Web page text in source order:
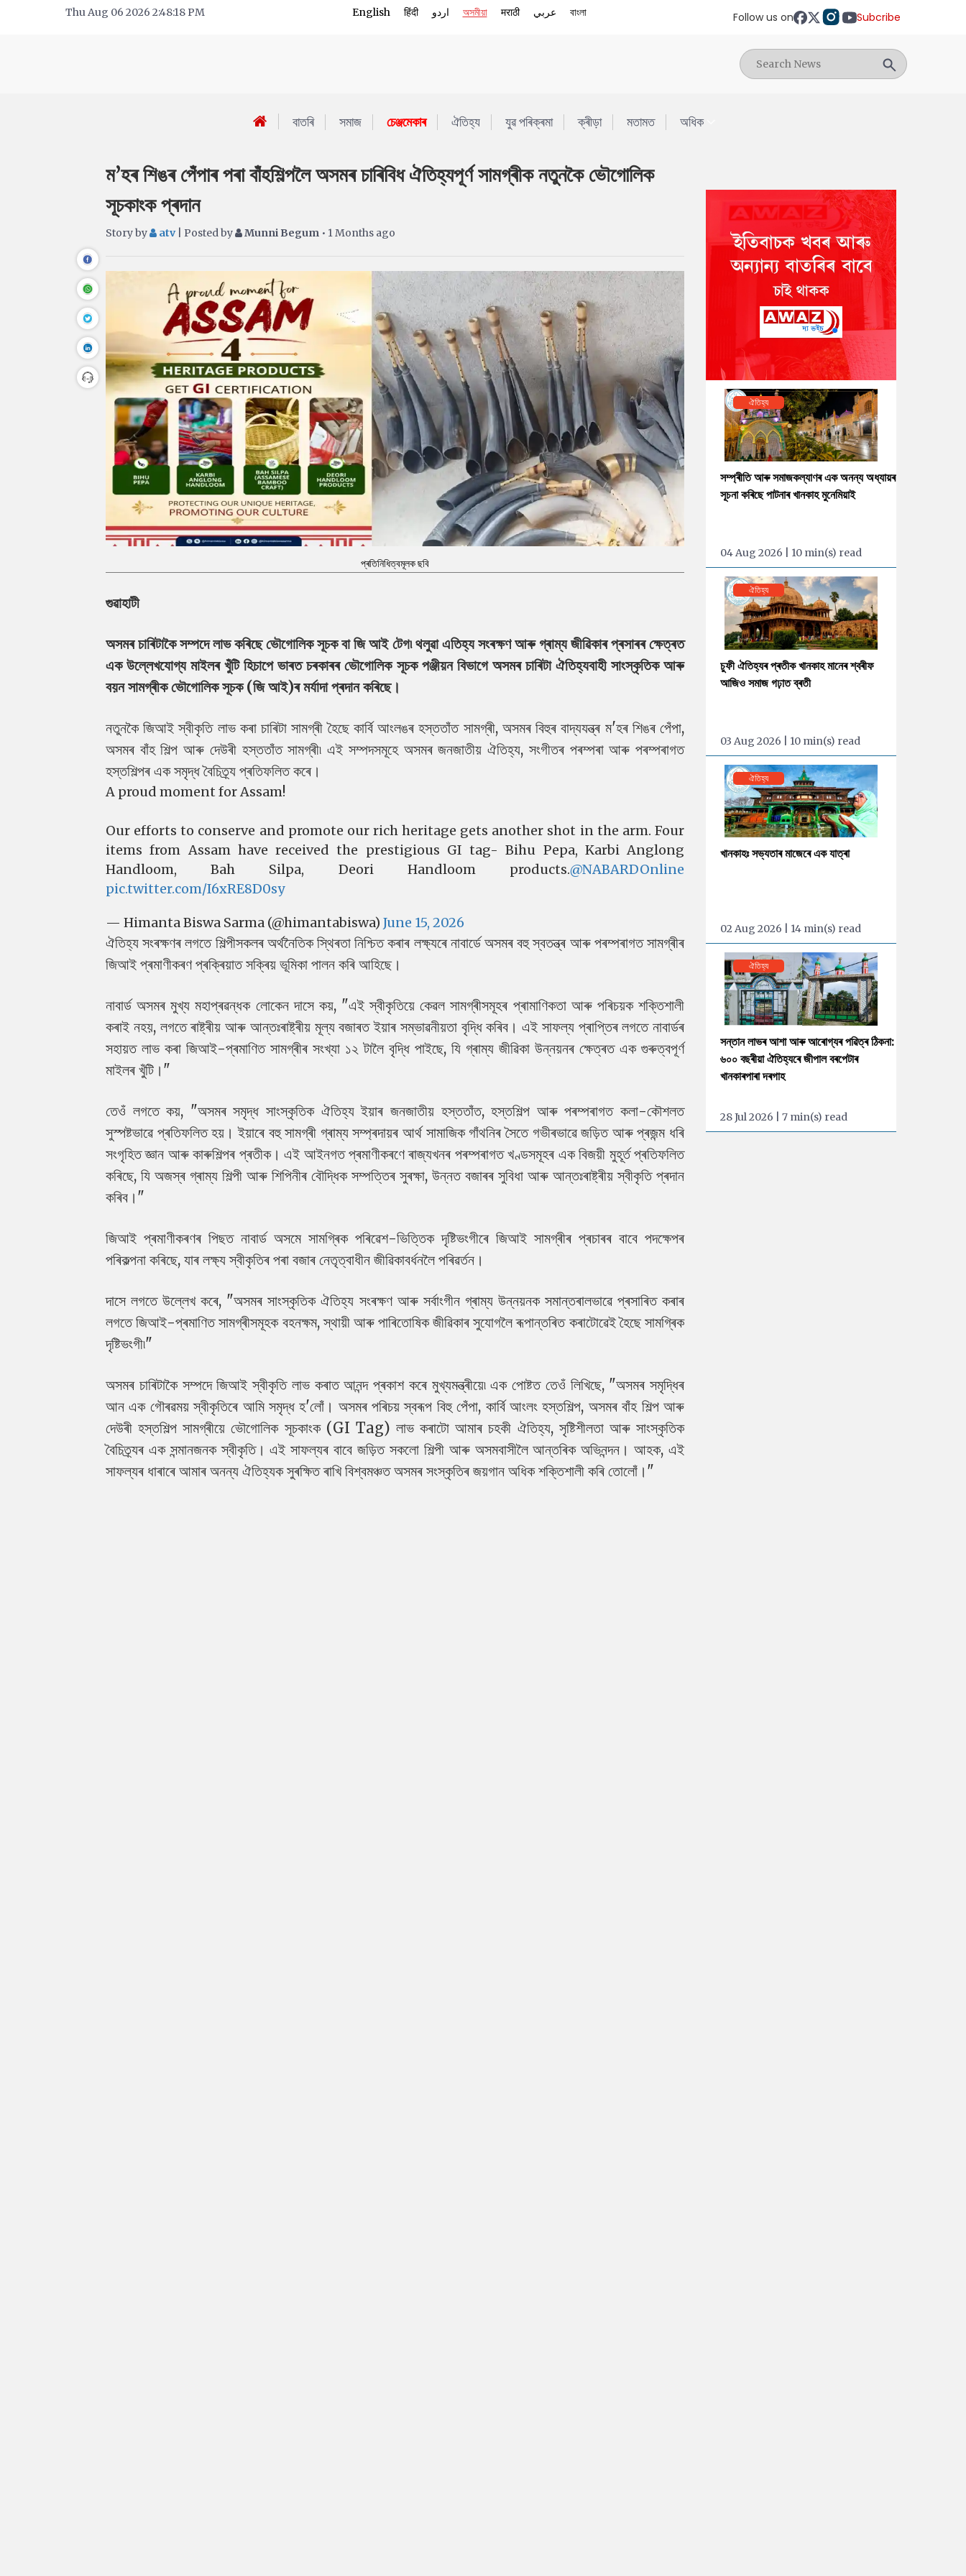
Thu Aug 06 2026 2:48:18 PM English हिंदी اردو অসমীয়া मराठी عربي বাংলা Follow us on Subcribe
বাতৰি সমাজ চেঞ্জমেকাৰ ঐতিহ্য যুৱ পৰিক্ৰমা ক্ৰীড়া মতামত অধিক
ম’হৰ শিঙৰ পেঁপাৰ পৰা বাঁহশিল্পলৈ অসমৰ চাৰিবিধ ঐতিহ্যপূৰ্ণ সামগ্ৰীক নতুনকৈ ভৌগোলিক
সূচকাংক প্ৰদান
Story by atv| Posted by Munni Begum • 1 Months ago
প্ৰতিনিধিত্বমূলক ছবি
গুৱাহাটী
অসমৰ চাৰিটাকৈ সম্পদে লাভ কৰিছে ভৌগোলিক সূচক বা জি আই টেগ৷ থলুৱা এতিহ্য সংৰক্ষণ আৰু গ্ৰাম্য জীৱিকাৰ প্ৰসাৰৰ ক্ষেত্ৰত
এক উল্লেখযোগ্য মাইলৰ খুঁটি হিচাপে ভাৰত চৰকাৰৰ ভৌগোলিক সূচক পঞ্জীয়ন বিভাগে অসমৰ চাৰিটা ঐতিহ্যবাহী সাংস্কৃতিক আৰু
বয়ন সামগ্ৰীক ভৌগোলিক সূচক (জি আই)ৰ মৰ্যাদা প্ৰদান কৰিছে।
নতুনকৈ জিআই স্বীকৃতি লাভ কৰা চাৰিটা সামগ্ৰী হৈছে কাৰ্বি আংলঙৰ হস্ততাঁত সামগ্ৰী, অসমৰ বিহুৰ বাদ্যযন্ত্ৰ ম'হৰ শিঙৰ পেঁপা,
অসমৰ বাঁহ শিল্প আৰু দেউৰী হস্ততাঁত সামগ্ৰী৷ এই সম্পদসমূহে অসমৰ জনজাতীয় ঐতিহ্য, সংগীতৰ পৰম্পৰা আৰু পৰম্পৰাগত
হস্তশিল্পৰ এক সমৃদ্ধ বৈচিত্ৰ্য প্ৰতিফলিত কৰে।
A proud moment for Assam!
Our efforts to conserve and promote our rich heritage gets another shot in the arm. Four
items from Assam have received the prestigious GI tag- Bihu Pepa, Karbi Anglong
Handloom, Bah Silpa, Deori Handloom products.@NABARDOnline
pic.twitter.com/I6xRE8D0sy
— Himanta Biswa Sarma (@himantabiswa) June 15, 2026
ঐতিহ্য সংৰক্ষণৰ লগতে শিল্পীসকলৰ অৰ্থনৈতিক স্থিৰতা নিশ্চিত কৰাৰ লক্ষ্যৰে নাবাৰ্ডে অসমৰ বহু স্বতন্ত্ৰ আৰু পৰম্পৰাগত সামগ্ৰীৰ
জিআই প্ৰমাণীকৰণ প্ৰক্ৰিয়াত সক্ৰিয় ভূমিকা পালন কৰি আহিছে।
নাবাৰ্ড অসমৰ মুখ্য মহাপ্ৰৱন্ধক লোকেন দাসে কয়, "এই স্বীকৃতিয়ে কেৱল সামগ্ৰীসমূহৰ প্ৰামাণিকতা আৰু পৰিচয়ক শক্তিশালী
কৰাই নহয়, লগতে ৰাষ্ট্ৰীয় আৰু আন্তঃৰাষ্ট্ৰীয় মূল্য বজাৰত ইয়াৰ সম্ভাৱনীয়তা বৃদ্ধি কৰিব। এই সাফল্য প্ৰাপ্তিৰ লগতে নাবাৰ্ডৰ
সহায়ত লাভ কৰা জিআই-প্ৰমাণিত সামগ্ৰীৰ সংখ্যা ১২ টালৈ বৃদ্ধি পাইছে, যি গ্ৰাম্য জীৱিকা উন্নয়নৰ ক্ষেত্ৰত এক গুৰুত্বপূৰ্ণ
মাইলৰ খুঁটি।"
তেওঁ লগতে কয়, "অসমৰ সমৃদ্ধ সাংস্কৃতিক ঐতিহ্য ইয়াৰ জনজাতীয় হস্ততাঁত, হস্তশিল্প আৰু পৰম্পৰাগত কলা-কৌশলত
সুস্পষ্টভাৱে প্ৰতিফলিত হয়। ইয়াৰে বহু সামগ্ৰী গ্ৰাম্য সম্প্ৰদায়ৰ আৰ্থ সামাজিক গাঁথনিৰ সৈতে গভীৰভাৱে জড়িত আৰু প্ৰজন্ম ধৰি
সংগৃহিত জ্ঞান আৰু কাৰুশিল্পৰ প্ৰতীক। এই আইনগত প্ৰমাণীকৰণে ৰাজ্যখনৰ পৰম্পৰাগত খণ্ডসমূহৰ এক বিজয়ী মুহূৰ্ত প্ৰতিফলিত
কৰিছে, যি অজস্ৰ গ্ৰাম্য শিল্পী আৰু শিপিনীৰ বৌদ্ধিক সম্পত্তিৰ সুৰক্ষা, উন্নত বজাৰৰ সুবিধা আৰু আন্তঃৰাষ্ট্ৰীয় স্বীকৃতি প্ৰদান
কৰিব।"
জিআই প্ৰমাণীকৰণৰ পিছত নাবাৰ্ড অসমে সামগ্ৰিক পৰিৱেশ-ভিত্তিক দৃষ্টিভংগীৰে জিআই সামগ্ৰীৰ প্ৰচাৰৰ বাবে পদক্ষেপৰ
পৰিকল্পনা কৰিছে, যাৰ লক্ষ্য স্বীকৃতিৰ পৰা বজাৰ নেতৃত্বাধীন জীৱিকাবৰ্ধনলৈ পৰিৱৰ্তন।
দাসে লগতে উল্লেখ কৰে, "অসমৰ সাংস্কৃতিক ঐতিহ্য সংৰক্ষণ আৰু সৰ্বাংগীন গ্ৰাম্য উন্নয়নক সমান্তৰালভাৱে প্ৰসাৰিত কৰাৰ
লগতে জিআই-প্ৰমাণিত সামগ্ৰীসমূহক বহনক্ষম, স্থায়ী আৰু পাৰিতোষিক জীৱিকাৰ সুযোগলৈ ৰূপান্তৰিত কৰাটোৱেই হৈছে সামগ্ৰিক
দৃষ্টিভংগী৷"
অসমৰ চাৰিটাকৈ সম্পদে জিআই স্বীকৃতি লাভ কৰাত আনন্দ প্ৰকাশ কৰে মুখ্যমন্ত্ৰীয়ে৷ এক পোষ্টত তেওঁ লিখিছে, "অসমৰ সমৃদ্ধিৰ
আন এক গৌৰৱময় স্বীকৃতিৰে আমি সমৃদ্ধ হ'লোঁ। অসমৰ পৰিচয় স্বৰূপ বিহু পেঁপা, কাৰ্বি আংলং হস্তশিল্প, অসমৰ বাঁহ শিল্প আৰু
দেউৰী হস্তশিল্প সামগ্ৰীয়ে ভৌগোলিক সূচকাংক (GI Tag) লাভ কৰাটো আমাৰ চহকী ঐতিহ্য, সৃষ্টিশীলতা আৰু সাংস্কৃতিক
বৈচিত্ৰ্যৰ এক সন্মানজনক স্বীকৃতি। এই সাফল্যৰ বাবে জড়িত সকলো শিল্পী আৰু অসমবাসীলৈ আন্তৰিক অভিনন্দন। আহক, এই
সাফল্যৰ ধাৰাৰে আমাৰ অনন্য ঐতিহ্যক সুৰক্ষিত ৰাখি বিশ্বমঞ্চত অসমৰ সংস্কৃতিৰ জয়গান অধিক শক্তিশালী কৰি তোলোঁ।"
ঐতিহ্য
সম্প্ৰীতি আৰু সমাজকল্যাণৰ এক অনন্য অধ্যায়ৰ
সূচনা কৰিছে পাটনাৰ খানকাহ মুনেমিয়াই
04 Aug 2026 | 10 min(s) read
ঐতিহ্য
চুফী ঐতিহ্যৰ প্ৰতীক খানকাহ মানেৰ শ্বৰীফ
আজিও সমাজ গঢ়াত ব্ৰতী
03 Aug 2026 | 10 min(s) read
ঐতিহ্য
খানকাহঃ সভ্যতাৰ মাজেৰে এক যাত্ৰা
02 Aug 2026 | 14 min(s) read
ঐতিহ্য
সন্তান লাভৰ আশা আৰু আৰোগ্যৰ পৱিত্ৰ ঠিকনা:
৬০০ বছৰীয়া ঐতিহ্যৰে জীপাল বৰপেটাৰ
খানকাৰপাৰা দৰগাহ
28 Jul 2026 | 7 min(s) read